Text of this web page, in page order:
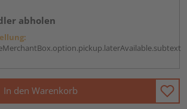
abholen
In den Warenkorb